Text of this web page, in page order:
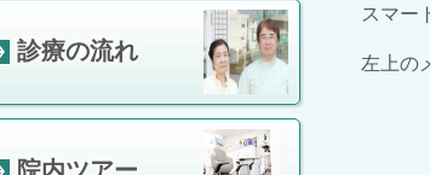
スマー
左上の
診療の流れ